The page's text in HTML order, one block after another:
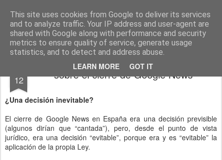
This site uses cookies from Google to deliver its services
and to analyze traffic. Your IP address and user-agent are
shared with Google along with performance and security
metrics to ensure quality of service, generate usage
statistics, and to detect and address abuse.
LEARN MORE GOT IT
menos tecnología y más pedagogía conceptos y reflexiones sobre la sociedad de la información
Pages
12 sobre el cierre de Google News
¿Una decisión inevitable?
El cierre de Google News en España era una decisión previsible
(algunos dirían que “cantada”), pero, desde el punto de vista
jurídico, era una decisión “evitable”, porque era y es “evitable” la
aplicación de la propia Ley.